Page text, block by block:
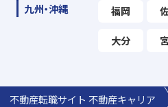
九州・沖縄 福岡
大分
不動産転職サイト 不動産キャリア